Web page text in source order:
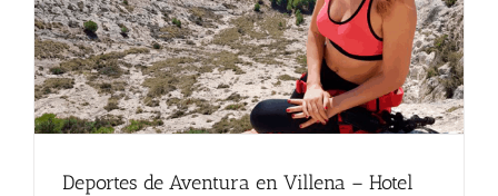
Deportes de Aventura en Villena – Hotel